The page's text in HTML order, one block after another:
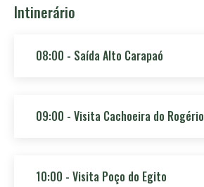
Intinerário
08:00 - Saída Alto Carapaó
09:00 - Visita Cachoeira do Rogério
10:00 - Visita Poço do Egito